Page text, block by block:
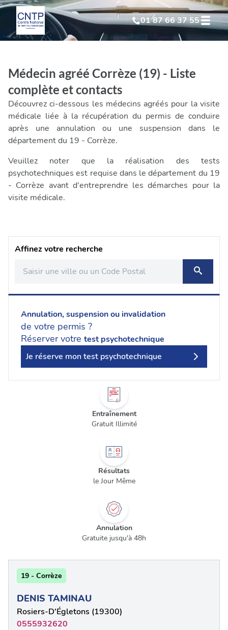
01 87 66 37 55
Test Psychotechnique suite à annulation
Test Psychotechniquesuite à invalidation
Test Psychotechniqueprofessionnel
Médecin agréé Corrèze (19) - Liste
complète et contacts
Découvrez ci-dessous les médecins agréés pour la visite
médicale liée à la récupération du permis de conduire
après une annulation ou une suspension dans le
département du 19 - Corrèze.
Veuillez noter que la réalisation des tests
psychotechniques est requise dans le département du 19
- Corrèze avant d'entreprendre les démarches pour la
visite médicale.
Affinez votre recherche
Annulation, suspension ou invalidation
de votre permis ?
Réserver votre test psychotechnique
Je réserve mon test psychotechnique
Entraînement
Gratuit Illimité
Résultats
le Jour Même
Annulation
Gratuite jusqu'à 48h
19 - Corrèze
DENIS TAMINAU
Rosiers-D'Égletons (19300)
0555932620